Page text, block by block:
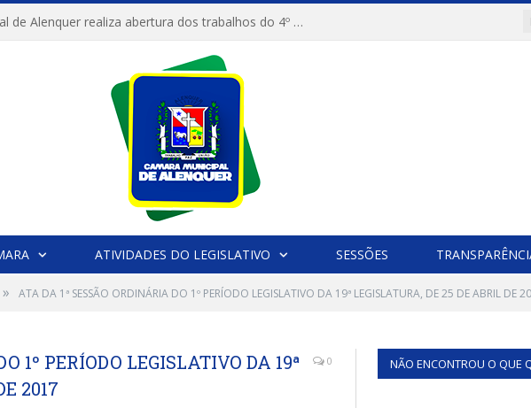
Câmara Municipal de Alenquer realiza abertura dos trabalhos do 4º Período Legislativo
ATIVIDADES DO LEGISLATIVO SESSÕES
» ATA DA 1ª SESSÃO ORDINÁRIA DO 1º PERÍODO LEGISLATIVO DA 19ª LEGISLATURA, DE 25 DE ABRIL DE
1º PERÍODO LEGISLATIVO DA 19ª
2017
0 NÃO ENCONTROU O QUE